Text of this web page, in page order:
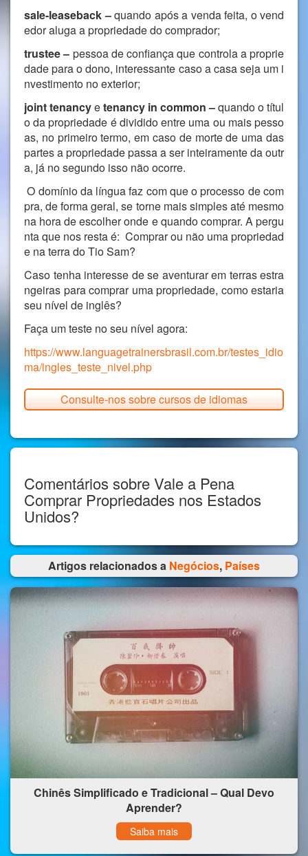
sale-leaseback–quando após a venda feita, o vend
edor aluga a propriedade do comprador;
trustee – pessoa de confiança que controla a proprie
dade para o dono, interessante caso a casa seja um i
nvestimento no exterior;
joint tenancyetenancy in common –quando o títul
o da propriedade é dividido entre uma ou mais pesso
as, no primeiro termo, em caso de morte de uma das
partes a propriedade passa a ser inteiramente da outr
a, já no segundo isso não ocorre.
O domínio da língua faz com que o processo de com
pra, de forma geral, se torne mais simples até mesmo
na hora de escolher onde e quando comprar. A pergu
nta que nos resta é: Comprar ou não uma propriedad
e na terra do Tio Sam?
Caso tenha interesse de se aventurar em terras estra
ngeiras para comprar uma propriedade, como estaria
seu nível de inglês?
Faça um teste no seu nível agora:
https://www.languagetrainersbrasil.com.br/testes_idio
ma/ingles_teste_nivel.php
Consulte-nos sobre cursos de idiomas
Comentários sobre Vale a Pena
Comprar Propriedades nos Estados
Unidos?
Artigos relacionados a Negócios, Países
Chinês Simplificado e Tradicional – Qual Devo
Aprender?
Saiba mais